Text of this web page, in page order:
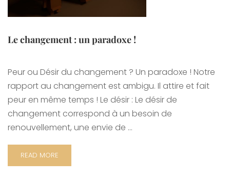
Le changement : un paradoxe !
Peur ou Désir du changement ? Un paradoxe ! Notre
rapport au changement est ambigu. Il attire et fait
peur en même temps ! Le désir : Le désir de
changement correspond à un besoin de
renouvellement, une envie de …
READ MORE